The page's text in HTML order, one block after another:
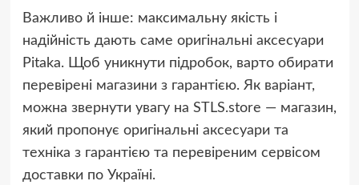
Важливо й інше: максимальну якість і
надійність дають саме оригінальні аксесуари
Pitaka. Щоб уникнути підробок, варто обирати
перевірені магазини з гарантією. Як варіант,
можна звернути увагу на STLS.store — магазин,
який пропонує оригінальні аксесуари та
техніка з гарантією та перевіреним сервісом
доставки по Україні.